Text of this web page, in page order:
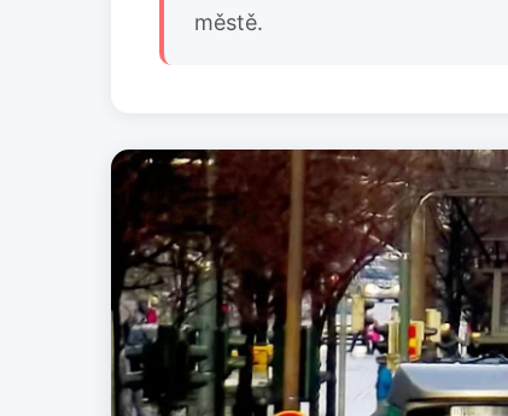
městě.